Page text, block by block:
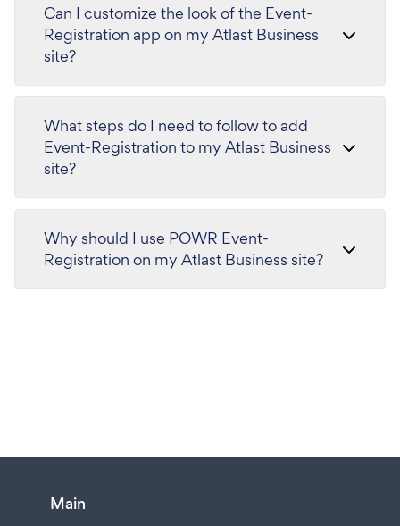
Can I customize the look of the Event-
Registration app on my Atlast Business
site?
What steps do I need to follow to add
Event-Registration to my Atlast Business
site?
Why should I use POWR Event-
Registration on my Atlast Business site?
Main